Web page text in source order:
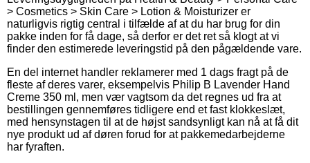
> Cosmetics > Skin Care > Lotion & Moisturizer er
naturligvis rigtig central i tilfælde af at du har brug for din
pakke inden for få dage, så derfor er det ret så klogt at vi
finder den estimerede leveringstid på den pågældende vare.
En del internet handler reklamerer med 1 dags fragt på de
fleste af deres varer, eksempelvis Philip B Lavender Hand
Creme 350 ml, men vær vagtsom da det regnes ud fra at
bestillingen gennemføres tidligere end et fast klokkeslæt,
med hensynstagen til at de højst sandsynligt kan nå at få dit
nye produkt ud af døren forud for at pakkemedarbejderne
har fyraften.